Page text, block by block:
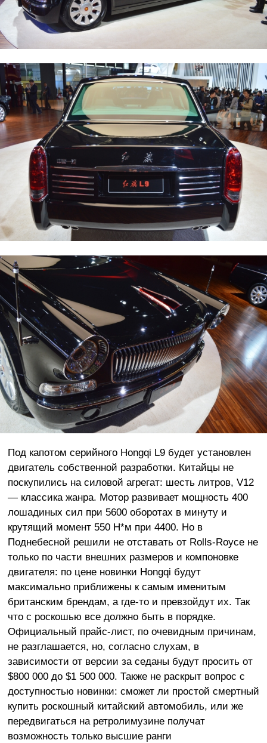
Под капотом серийного Hongqi L9 будет установлен
двигатель собственной разработки. Китайцы не
поскупились на силовой агрегат: шесть литров, V12
— классика жанра. Мотор развивает мощность 400
лошадиных сил при 5600 оборотах в минуту и
крутящий момент 550 Н*м при 4400. Но в
Поднебесной решили не отставать от Rolls-Royce не
только по части внешних размеров и компоновке
двигателя: по цене новинки Hongqi будут
максимально приближены к самым именитым
британским брендам, а где-то и превзойдут их. Так
что с роскошью все должно быть в порядке.
Официальный прайс-лист, по очевидным причинам,
не разглашается, но, согласно слухам, в
зависимости от версии за седаны будут просить от
$800 000 до $1 500 000. Также не раскрыт вопрос с
доступностью новинки: сможет ли простой смертный
купить роскошный китайский автомобиль, или же
передвигаться на ретролимузине получат
возможность только высшие ранги